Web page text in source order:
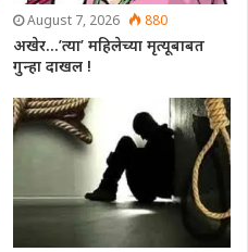
August 7, 2026 880
अखेर…’त्या’ महिलेच्या मृत्यूबाबत
गुन्हा दाखल !